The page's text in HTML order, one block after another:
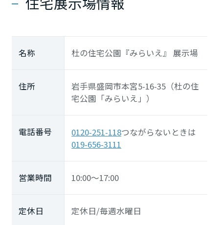
名称 杜の住宅公園『みらいえ』 展示場
住所
岩手県盛岡市本宮5-16-35（杜の住
宅公園「みらいえ」）
電話番号 0120-251-118つながらないときは
019-656-3111
営業時間 10:00～17:00
定休日 定休日/毎週水曜日